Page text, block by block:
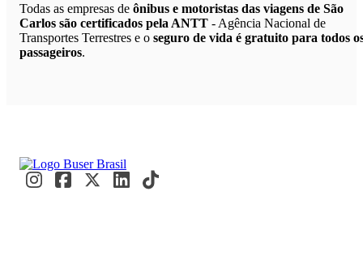
Todas as empresas de ônibus e motoristas das viagens de São
Carlos são certificados pela ANTT - Agência Nacional de
Transportes Terrestres e o seguro de vida é gratuito para todos
passageiros.